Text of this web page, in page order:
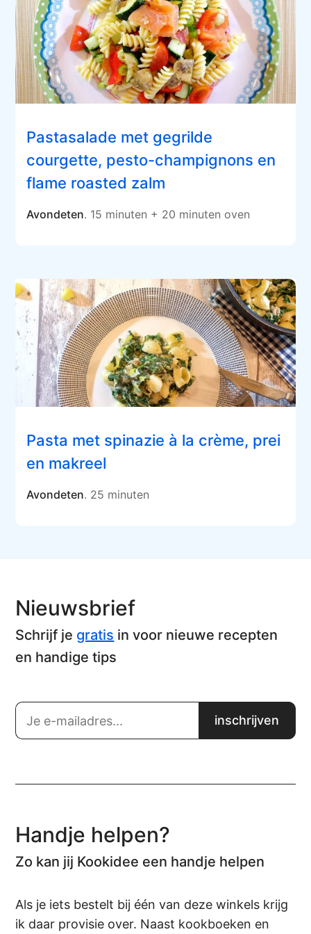
Pastasalade met gegrilde
courgette, pesto-champignons en
flame roasted zalm
Avondeten. 15 minuten + 20 minuten oven
Pasta met spinazie à la crème, prei
en makreel
Avondeten. 25 minuten
Nieuwsbrief
Schrijf je gratis in voor nieuwe recepten
en handige tips
Handje helpen?
Zo kan jij Kookidee een handje helpen
Als je iets bestelt bij één van deze winkels krijg
ik daar provisie over. Naast kookboeken en